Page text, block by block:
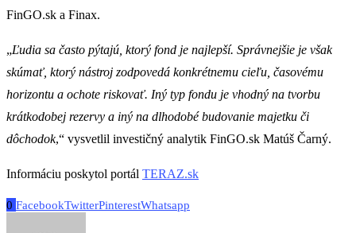
FinGO.sk a Finax.
„Ľudia sa často pýtajú, ktorý fond je najlepší. Správnejšie je však
skúmať, ktorý nástroj zodpovedá konkrétnemu cieľu, časovému
horizontu a ochote riskovať. Iný typ fondu je vhodný na tvorbu
krátkodobej rezervy a iný na dlhodobé budovanie majetku či
dôchodok,“ vysvetlil investičný analytik FinGO.sk Matúš Čarný.
Informáciu poskytol portál TERAZ.sk
0 FacebookTwitterPinterestWhatsapp